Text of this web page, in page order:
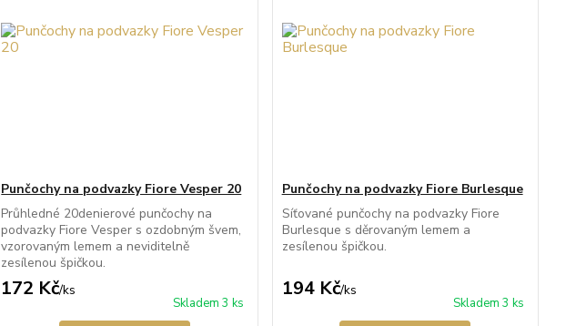
Punčochy na podvazky Fiore Vesper 20
Průhledné 20denierové punčochy na
podvazky Fiore Vesper s ozdobným švem,
vzorovaným lemem a neviditelně
zesílenou špičkou.
172 Kč/ks
Skladem 3 ks
Punčochy na podvazky Fiore Burlesque
Síťované punčochy na podvazky Fiore
Burlesque s děrovaným lemem a
zesílenou špičkou.
194 Kč/ks
Skladem 3 ks